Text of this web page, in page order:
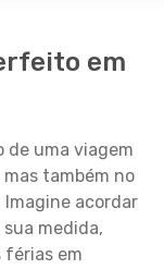
em
de uma viagem
também no
acordar
medida,
férias em